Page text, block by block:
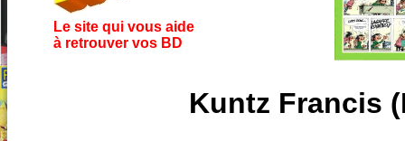
Le site qui vous aide
à retrouver vos BD
Kuntz Francis